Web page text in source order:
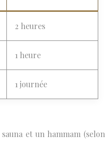
2 heures
1 heure
1 journée
et un hammam (selon